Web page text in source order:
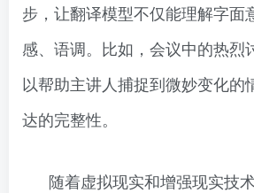
步，让翻译模型不仅能理解字面
感、语调。比如，会议中的热烈
以帮助主讲人捕捉到微妙变化的
达的完整性。
随着虚拟现实和增强现实技